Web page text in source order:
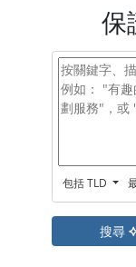
保
包括 TLD
搜尋